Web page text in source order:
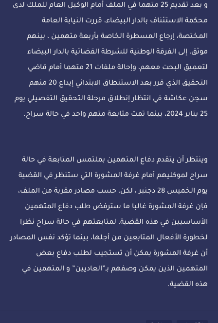
و بعد تقديم 25 متهما في الملف أمام الوكيل العام للملك لدى
محكمة الاستئناف بالدار البيضاء، قررت النيابة العامة
المختصة، إرجاع المسطرة الخاصة بأربعة متهمين ، بينهم
موثق، إلى الفرقة الوطنية للشرطة القضائية بالدار البيضاء
لتعميق البحت معهم، وإحالة ملفات 21 متهما أمام قاضي
التحقيق الذي قرر بعد الاستنطاق الابتدائي إيداع 20 منهم
سجن عكاشة في انتظار إنطلاق مرحلة التحقيق التفصيلي يوم
25 يناير 2024، بينما تمت متابعة متهم واحد في حالة سراح.
وينتظر أن يتقدم دفاع المتهمين بملتمس المتابعة في حالة
سراح لموكليهم أمام غرفة المشورة التي ستنظر في القضية
يوم الخميس 28 دجنبر ، لكن، حسب مصادر مقربة من الملف،
فإن غرفة المشورة غالبا ما سترفض طلب دفاع المتهمين
الأساسيين في هذه القضية، لمتابعتهم في حالة سراح نظرا
لخطورة الأفعال المتابعين من أجلها، بينما تؤكد نفس المصادر
أن غرفة المشورة يمكن أن تستجيب لطلب دفاع بعض
المتهمين الذين يمكن وصفهم بـ”العاديين” و المتهمين في
هذه القضية.